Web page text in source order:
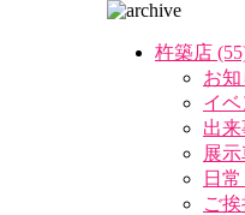
杵築店
お知
イ
出来
展
日
ご